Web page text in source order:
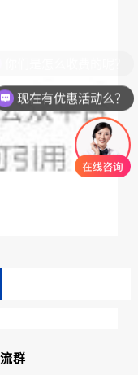
群
现在有优惠活动么？